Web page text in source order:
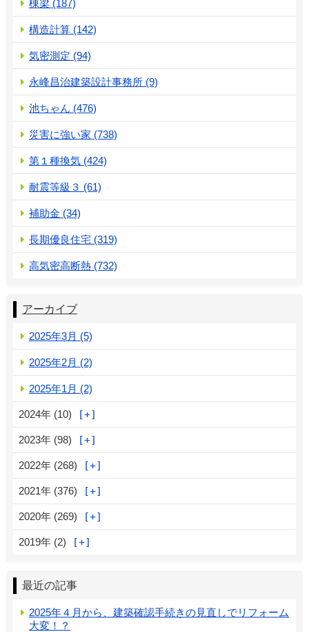
棟梁 (187)
構造計算 (142)
気密測定 (94)
永峰昌治建築設計事務所 (9)
池ちゃん (476)
災害に強い家 (738)
第１種換気 (424)
耐震等級３ (61)
補助金 (34)
長期優良住宅 (319)
高気密高断熱 (732)
アーカイブ
2025年3月 (5)
2025年2月 (2)
2025年1月 (2)
2024年 (10)
2023年 (98)
2022年 (268)
2021年 (376)
2020年 (269)
2019年 (2)
最近の記事
2025年４月から、建築確認手続きの見直しでリフォーム
大変！？